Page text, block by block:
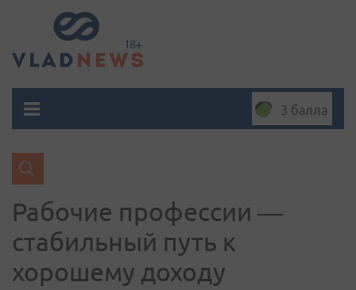
3 балла
Рабочие профессии —
стабильный путь к
хорошему доходу